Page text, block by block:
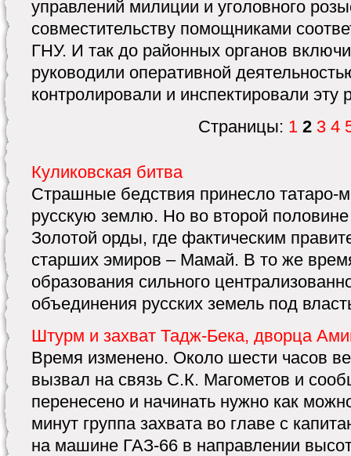
управлений милиции и уголовного
совместительству помощниками
ГНУ. И так до районных органов
руководили оперативной
контролировали и инспектировали эту
Страницы: 1 2 3 4
Куликовская битва
Страшные бедствия принесло татаро-
русскую землю. Но во второй
Золотой орды, где фактическим
старших эмиров – Мамай. В то же
образования сильного
объединения русских земель под
Штурм и захват Тадж-Бека, дворца
Время изменено. Около шести часов
вызвал на связь С.К. Магометов и
перенесено и начинать нужно как
минут группа захвата во главе с
на машине ГАЗ-66 в направлении